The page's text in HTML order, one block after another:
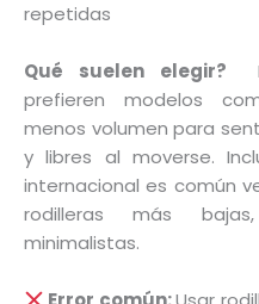
repetidas
Qué suelen elegir?
prefieren modelos
menos volumen para
y libres al moverse.
internacional es común
rodilleras más
minimalistas.